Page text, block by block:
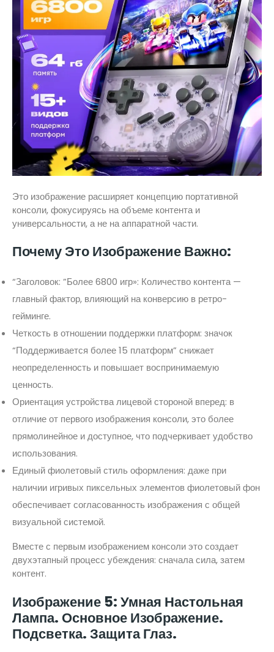
Это изображение расширяет концепцию портативной
консоли, фокусируясь на объеме контента и
универсальности, а не на аппаратной части.
Почему Это Изображение Важно:
“Заголовок: ”Более 6800 игр»: Количество контента —
главный фактор, влияющий на конверсию в ретро-
гейминге.
Четкость в отношении поддержки платформ: значок
“Поддерживается более 15 платформ” снижает
неопределенность и повышает воспринимаемую
ценность.
Ориентация устройства лицевой стороной вперед: в
отличие от первого изображения консоли, это более
прямолинейное и доступное, что подчеркивает удобство
использования.
Единый фиолетовый стиль оформления: даже при
наличии игривых пиксельных элементов фиолетовый фон
обеспечивает согласованность изображения с общей
визуальной системой.
Вместе с первым изображением консоли это создает
двухэтапный процесс убеждения: сначала сила, затем
контент.
Изображение 5: Умная Настольная
Лампа. Основное Изображение.
Подсветка. Защита Глаз.